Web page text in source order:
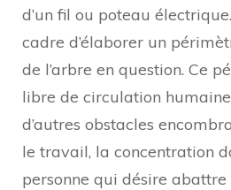
d’un fil ou poteau
cadre d’élaborer un
de l’arbre en question. Ce
libre de circulation
d’autres obstacles
le travail, la concentration
personne qui désire